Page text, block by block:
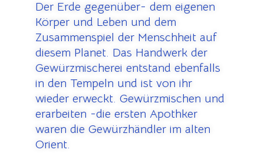
Der Erde gegenüber- dem eigenen
Körper und Leben und dem
Zusammenspiel der Menschheit auf
diesem Planet. Das Handwerk der
Gewürzmischerei entstand ebenfalls
in den Tempeln und ist von ihr
wieder erweckt. Gewürzmischen und
erarbeiten -die ersten Apothker
waren die Gewürzhändler im alten
Orient.